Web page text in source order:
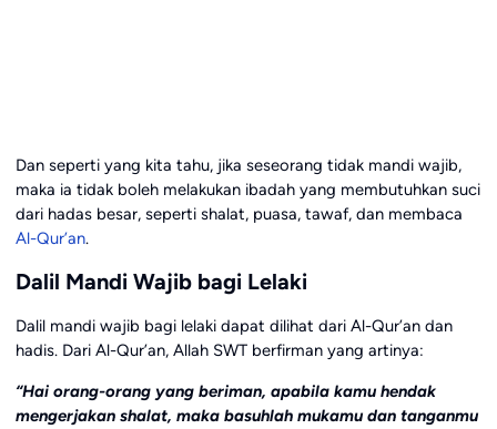
Dan seperti yang kita tahu, jika seseorang tidak mandi wajib,
maka ia tidak boleh melakukan ibadah yang membutuhkan suci
dari hadas besar, seperti shalat, puasa, tawaf, dan membaca
Al-Qur’an.
Dalil Mandi Wajib bagi Lelaki
Dalil mandi wajib bagi lelaki dapat dilihat dari Al-Qur’an dan
hadis. Dari Al-Qur’an, Allah SWT berfirman yang artinya:
“Hai orang-orang yang beriman, apabila kamu hendak
mengerjakan shalat, maka basuhlah mukamu dan tanganmu